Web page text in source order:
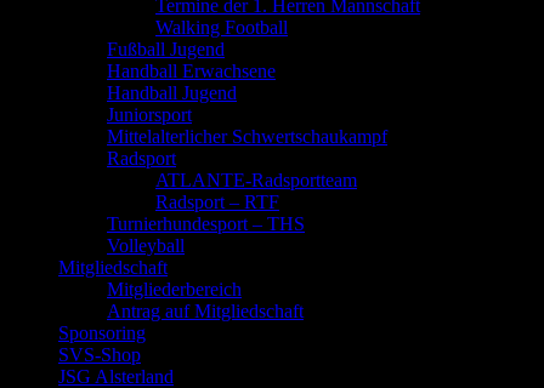
Termine der 1. Herren Mannschaft
Walking Football
Fußball Jugend
Handball Erwachsene
Handball Jugend
Juniorsport
Mittelalterlicher Schwertschaukampf
Radsport
ATLANTE-Radsportteam
Radsport – RTF
Turnierhundesport – THS
Volleyball
Mitgliedschaft
Mitgliederbereich
Antrag auf Mitgliedschaft
Sponsoring
SVS-Shop
JSG Alsterland